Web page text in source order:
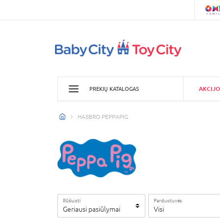
PREKIŲ KATALOGAS
HASBRO PEPPAPIG
Rūšiuoti
Geriausi pasiūlymai
Parduotuvės
Visi